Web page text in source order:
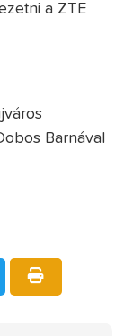
a ZTE
Barnával